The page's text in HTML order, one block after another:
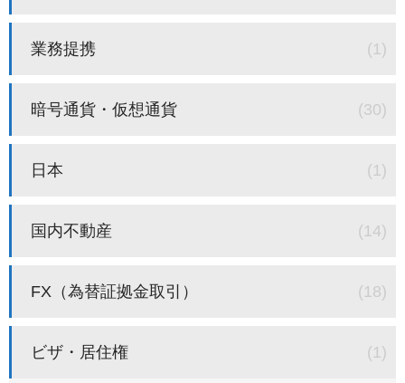
業務提携 (1)
暗号通貨・仮想通貨 (30)
日本 (1)
国内不動産 (14)
FX（為替証拠金取引） (18)
ビザ・居住権 (1)